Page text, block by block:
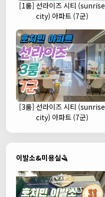
[1룸] 선라이즈 시티 (sunrise
city) 아파트 (7군)
[3룸] 선라이즈 시티 (sunrise
city) 아파트 (7군)
이발소&미용실🪒